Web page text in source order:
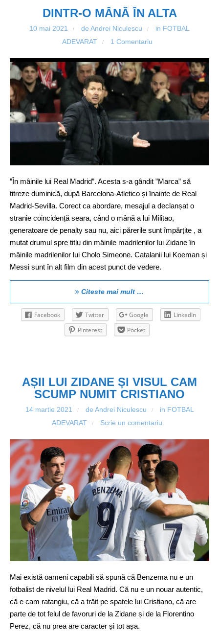
DINTR-O MÂNĂ ÎN ALTA
10 mai 2021 / de Andrei Niculescu / in FOTBAL
ADEVARAT
/ 1 Comentariu
”În mâinile lui Real Madrid”. Acesta s-a gândit ”Marca” să
titreze duminică, după Barcelona-Atletico și înainte de Real
Madrid-Sevilla. Corect ca abordare, mesajul a declanșat o
stranie coincidență seara, când o mână a lui Militao,
generatoare de penalty sau nu, aici părerile sunt împărțite , a
mutat drumul spre titlu din mâinile madrilenilor lui Zidane în
mâinile madrilenilor lui Cholo Simeone. Catalanii lui Koeman și
Messi sunt în alt film din acest punct de vedere.
Citeste mai mult …
Facebook Twitter Google
LinkedIn
Pinterest
Pocket
AȘII LUI ZIDANE ȘI VISUL CAM
SCUMP NUMIT CRISTIANO
14 martie 2021 / de Andrei Niculescu / in FOTBAL
ADEVARAT
/ Scrie un comentariu
Mai există oameni capabili să spună că Benzema nu e un
fotbalist de nivelul lui Real Madrid. Că nu e un nouar autentic,
că e cam ratangiu, că a trăit pe spatele lui Cristiano, că are
parte de tot felul de favoruri de la Zidane și de la Florentino
Perez, că nu prea are caracter și tot așa.